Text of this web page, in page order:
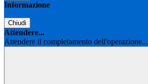
Informazione
Chiudi
Attendere...
Attendere il completamento dell'operazione...